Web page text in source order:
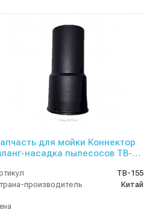
для мойки Коннектор
насадка пылесосов TB-
TB-155
производитель
Китай